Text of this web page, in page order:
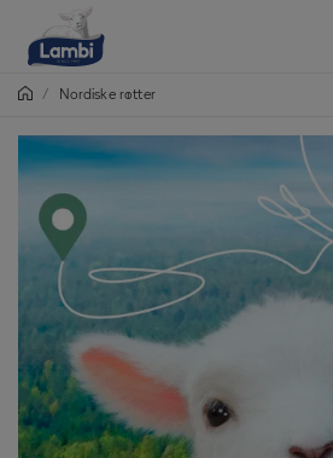
/ Nordiske røtter